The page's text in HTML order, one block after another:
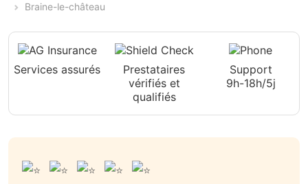
Braine-le-château
Services assurés
Prestataires
vérifiés et
qualifiés
Support
9h-18h/5j